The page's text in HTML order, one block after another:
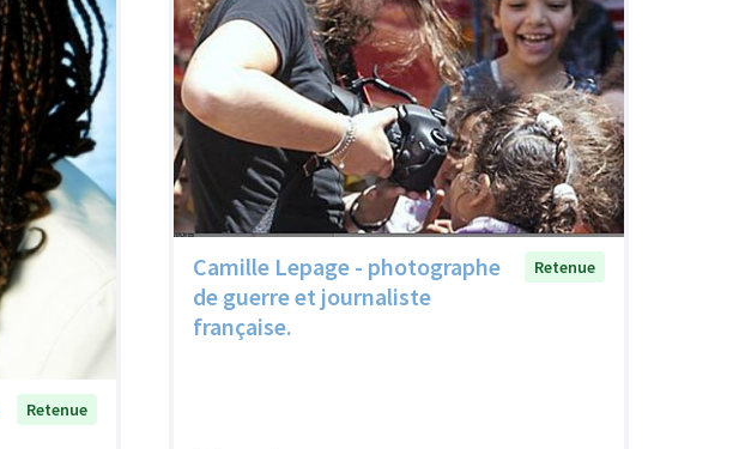
Retenue
Camille Lepage - photographe
de guerre et journaliste
française.
Retenue